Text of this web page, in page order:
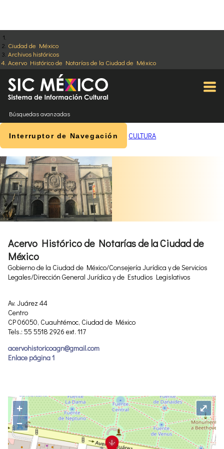
Ciudad de México
Archivos históricos
Acervo Histórico de Notarías de la Ciudad de México
Búsquedas avanzadas
Interruptor de Navegación CULTURA
Acervo Histórico de Notarías de la Ciudad de
México
Gobierno de la Ciudad de México/Consejería Jurídica y de Servicios
Legales/Dirección General Jurídica y de Estudios Legislativos
Av. Juárez 44
Centro
CP 06050, Cuauhtémoc, Ciudad de México
Tels.: 55 5518 2926 ext. 117
acervohistoricoagn@gmail.com
Enlace página 1
+
−
⤢